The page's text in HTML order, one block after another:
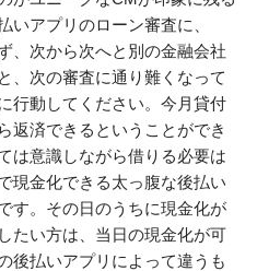
いアプリのローン審査に、
、次から次へと別の金融会社
、次の審査に通り難くなって
行動してください。今月貸付
返済できるということができ
は意識しながら借りる必要は
現金化できる太っ腹な後払い
す。その日のうちに現金化が
たい方は、当日の現金化が可
後払いアプリによって違うも